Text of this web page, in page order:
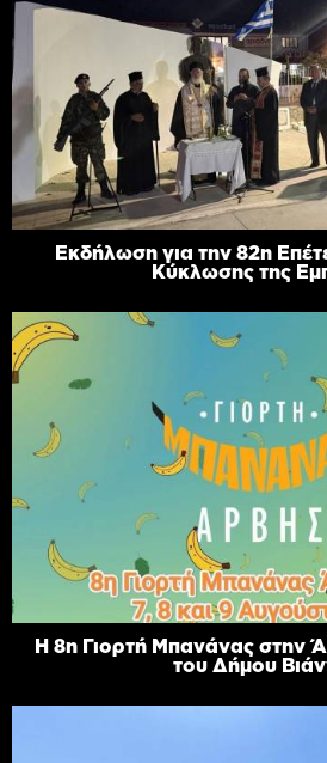
Εκδήλωση για την 82η
Κύκλωσης της
Η 8η Γιορτή Μπανάνας στην
του Δήμου